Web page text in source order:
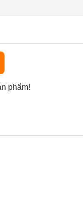
phẩm!